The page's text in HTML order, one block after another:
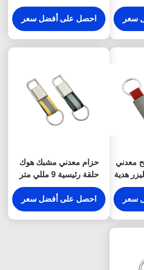
سعر
مطلي بالفضة
احصل على أفضل سعر
معدني
هدية
سعر
حزام معدني مشبك هوك
حلقة رئيسية 9 مللي متر
سمك مشرق قماش مفتاح
حامل هدايا تذكارية
احصل على أفضل سعر